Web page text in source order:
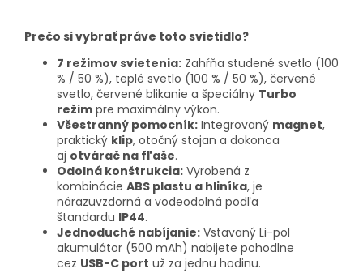
Prečo si vybrať práve toto svietidlo?
7 režimov svietenia: Zahŕňa studené svetlo (100
% / 50 %), teplé svetlo (100 % / 50 %), červené
svetlo, červené blikanie a špeciálny Turbo
režim pre maximálny výkon.
Všestranný pomocník: Integrovaný magnet,
praktický klip, otočný stojan a dokonca
aj otvárač na fľaše.
Odolná konštrukcia: Vyrobená z
kombinácie ABS plastu a hliníka, je
nárazuvzdorná a vodeodolná podľa
štandardu IP44.
Jednoduché nabíjanie: Vstavaný Li-pol
akumulátor (500 mAh) nabijete pohodlne
cez USB-C port už za jednu hodinu.